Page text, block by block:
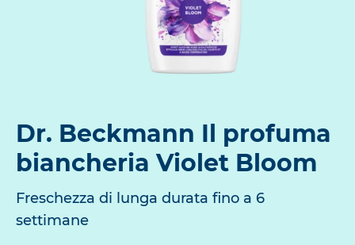
Dr. Beckmann Il profuma
biancheria Violet Bloom
Freschezza di lunga durata fino a 6
settimane